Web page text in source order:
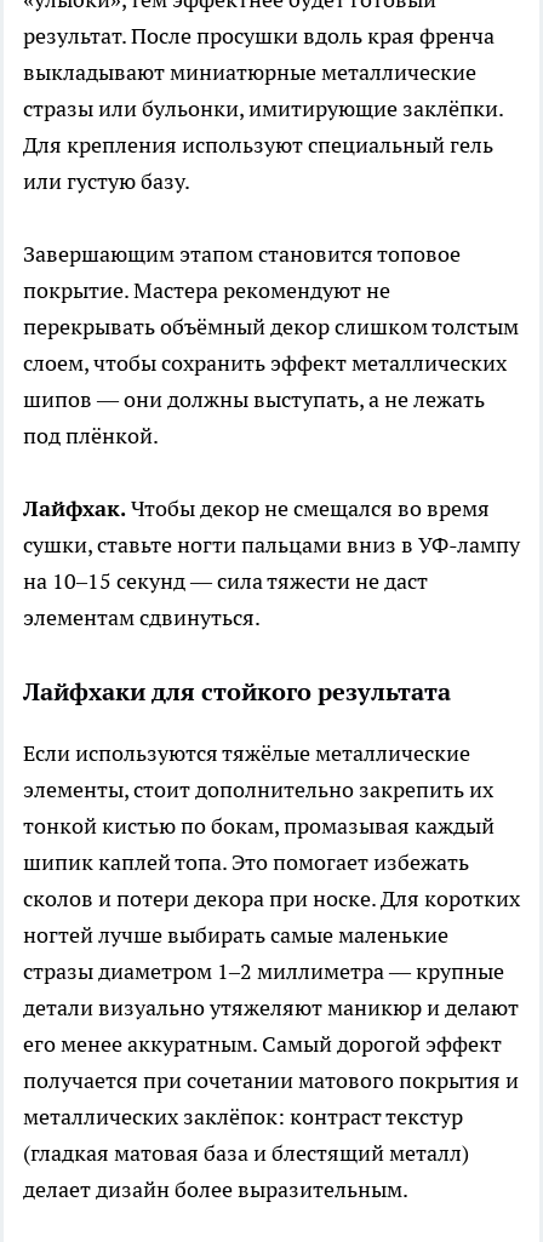
результат. После просушки вдоль края френча
выкладывают миниатюрные металлические
стразы или бульонки, имитирующие заклёпки.
Для крепления используют специальный гель
или густую базу.
Завершающим этапом становится топовое
покрытие. Мастера рекомендуют не
перекрывать объёмный декор слишком толстым
слоем, чтобы сохранить эффект металлических
шипов — они должны выступать, а не лежать
под плёнкой.
Лайфхак.Чтобы декор не смещался во время
сушки, ставьте ногти пальцами вниз в УФ-лампу
на 10–15 секунд — сила тяжести не даст
элементам сдвинуться.
Лайфхаки для стойкого результата
Если используются тяжёлые металлические
элементы, стоит дополнительно закрепить их
тонкой кистью по бокам, промазывая каждый
шипик каплей топа. Это помогает избежать
сколов и потери декора при носке. Для коротких
ногтей лучше выбирать самые маленькие
стразы диаметром 1–2 миллиметра — крупные
детали визуально утяжеляют маникюр и делают
его менее аккуратным. Самый дорогой эффект
получается при сочетании матового покрытия и
металлических заклёпок: контраст текстур
(гладкая матовая база и блестящий металл)
делает дизайн более выразительным.